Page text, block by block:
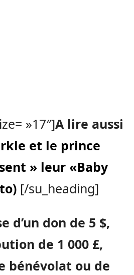
»17″]A lire aussi
et le prince
» leur «Baby
[/su_heading]
d’un don de 5 $,
de 1 000 £,
bénévolat ou de